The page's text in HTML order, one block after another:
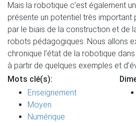
Mais la robotique c’est également
présente un potentiel très important
par le biais de la construction et de
robots pédagogiques. Nous allons
chronique l’état de la robotique
à partir de quelques exemples et
Mots clé(s):
Enseignement
Moyen
Numérique